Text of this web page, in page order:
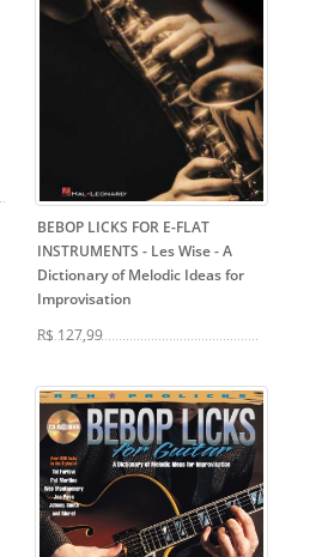
BEBOP LICKS FOR E-FLAT
INSTRUMENTS - Les Wise- A
Dictionary of Melodic Ideas for
Improvisation
R$ 127,99